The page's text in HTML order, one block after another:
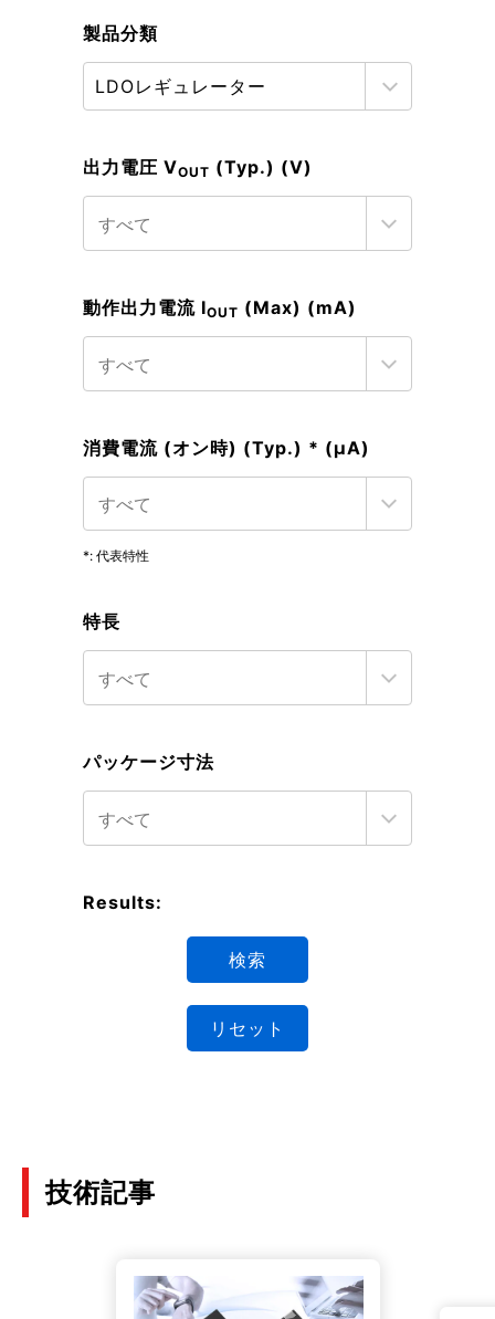
製品分類
出力電圧 VOUT (Typ.) (V)
動作出力電流 IOUT (Max) (mA)
消費電流 (オン時) (Typ.) * (μA)
*: 代表特性
特長
パッケージ寸法
Results:
検索
リセット
技術記事